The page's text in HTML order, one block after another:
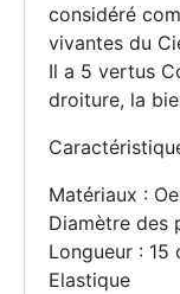
considéré
vivantes du
Il a 5 vertus
droiture, la
Matériaux :
Diamètre des
Longueur : 15
Elastique